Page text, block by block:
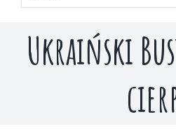
Ukraiński